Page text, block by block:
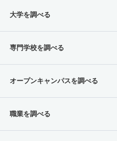
大学を調べる
専門学校を調べる
オープンキャンパスを調べる
職業を調べる